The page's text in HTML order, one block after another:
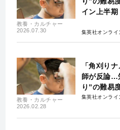
教養・カルチャー
2026.07.30
イン上半
集英社オンライ
教養・カルチャー
2026.02.28
「角刈り
師が反論…
り”の難易
集英社オンライ